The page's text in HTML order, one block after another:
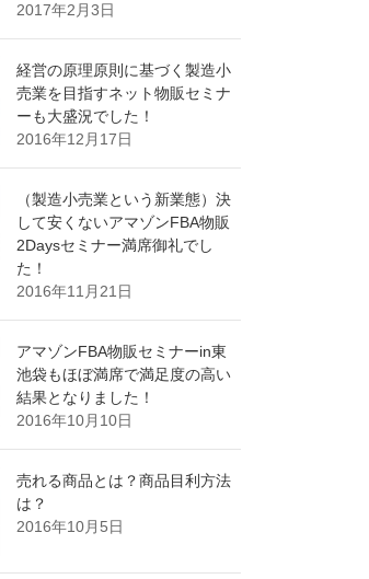
2017年2月3日
経営の原理原則に基づく製造小
売業を目指すネット物販セミナ
ーも大盛況でした！
2016年12月17日
（製造小売業という新業態）決
して安くないアマゾンFBA物販
2Daysセミナー満席御礼でし
た！
2016年11月21日
アマゾンFBA物販セミナーin東
池袋もほぼ満席で満足度の高い
結果となりました！
2016年10月10日
売れる商品とは？商品目利方法
は？
2016年10月5日